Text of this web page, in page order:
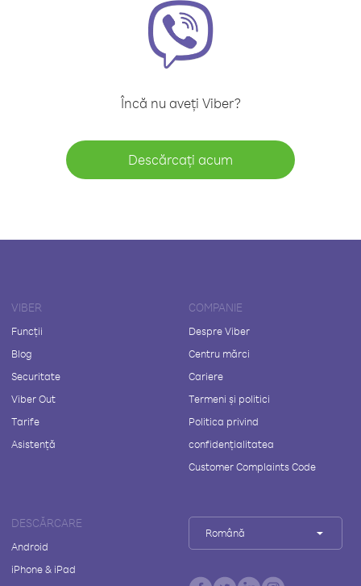
Încă nu aveți Viber?
Descărcați acum
VIBER
Funcții
Blog
Securitate
Viber Out
Tarife
Asistență
COMPANIE
Despre Viber
Centru mărci
Cariere
Termeni și politici
Politica privind
confidențialitatea
Customer Complaints Code
DESCĂRCARE
Android
iPhone & iPad
Română